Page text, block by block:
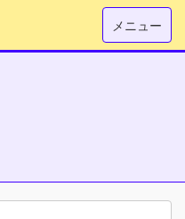
メニュー